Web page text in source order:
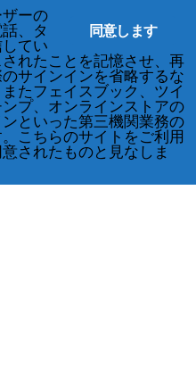
同意します
ーの
、タ
てい
れたことを記憶させ、再
サインインを省略するな
たフェイスブック、ツイ
プ、オンラインストアの
といった第三機関業務の
こちらのサイトをご利用
されたものと見なしま